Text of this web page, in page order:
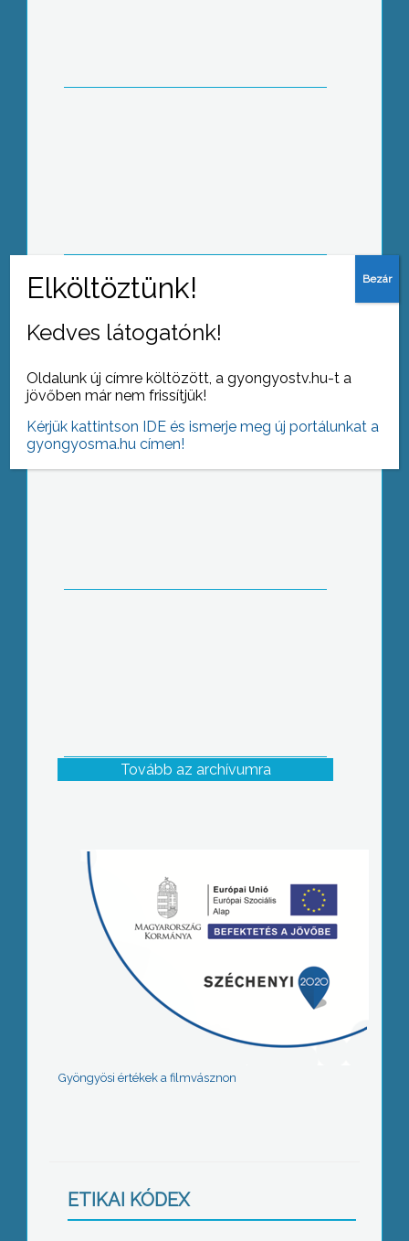
Tovább az archívumra
Gyöngyösi értékek a filmvásznon
ETIKAI KÓDEX
Kedves látogatónk!
Oldalunk új címre költözött, a gyongyostv.hu-t a
jövőben már nem frissítjük!
Kérjük kattintson IDE és ismerje meg új portálunkat a
gyongyosma.hu címen!